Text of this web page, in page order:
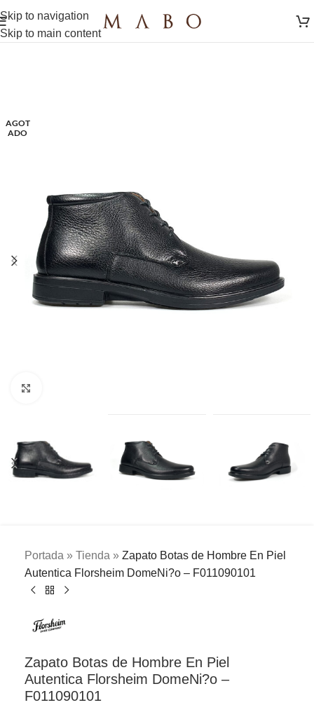
Skip to navigation
Skip to main content
AGOT
ADO
Portada » Tienda » Zapato Botas de Hombre En Piel
Autentica Florsheim DomeNi?o – F011090101
Zapato Botas de Hombre En Piel
Autentica Florsheim DomeNi?o –
F011090101